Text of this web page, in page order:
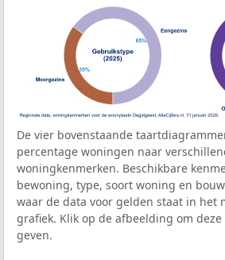
De vier bovenstaande
percentage woningen naar
woningkenmerken. Beschikbare
bewoning, type, soort woning en
waar de data voor gelden staat in het
grafiek. Klik op de afbeelding om
geven.